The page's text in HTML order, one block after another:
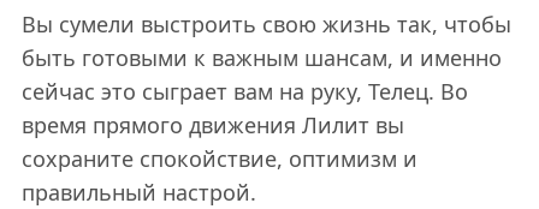
Вы сумели выстроить свою жизнь так, чтобы
быть готовыми к важным шансам, и именно
сейчас это сыграет вам на руку, Телец. Во
время прямого движения Лилит вы
сохраните спокойствие, оптимизм и
правильный настрой.